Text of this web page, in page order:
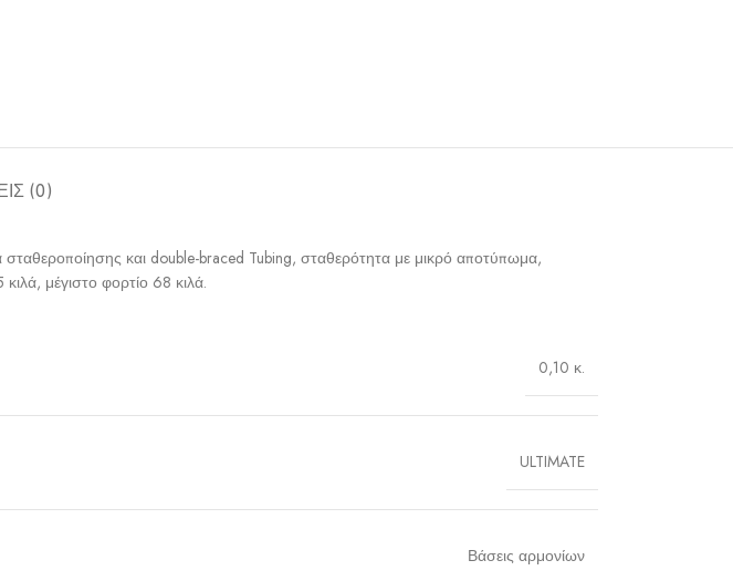
(0)
και double-braced Tubing, σταθερότητα με μικρό αποτύπωμα,
μέγιστο φορτίο 68 κιλά.
0,10 κ.
ULTIMATE
Βάσεις αρμονίων